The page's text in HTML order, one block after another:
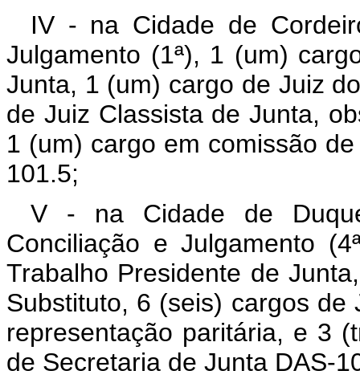
IV - na Cidade de
Julgamento (1ª), 1 (um)
Junta, 1 (um) cargo de Juiz
de Juiz Classista de Junta,
1 (um) cargo em comissão
101.5;
V - na Cidade de
Conciliação e Julgamento
Trabalho Presidente de
Substituto, 6 (seis) cargos
representação paritária, e 3
de Secretaria de Junta DAS-